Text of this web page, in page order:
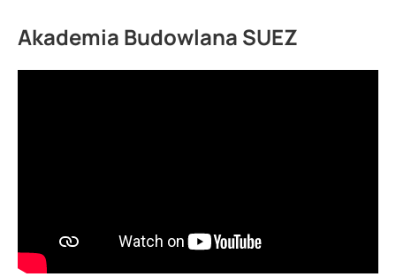
Akademia Budowlana SUEZ